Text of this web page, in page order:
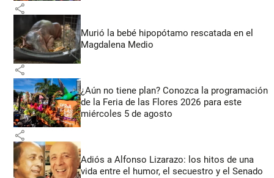
share
Murió la bebé hipopótamo rescatada en el
Magdalena Medio
share
¿Aún no tiene plan? Conozca la programación
de la Feria de las Flores 2026 para este
miércoles 5 de agosto
share
Adiós a Alfonso Lizarazo: los hitos de una
vida entre el humor, el secuestro y el Senado